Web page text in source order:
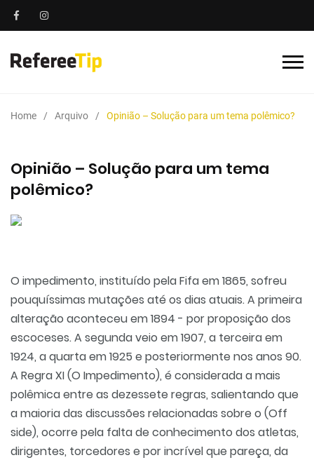
Home Arquivo Opinião – Solução para um tema polêmico?
Opinião – Solução para um tema
polêmico?
O impedimento, instituído pela Fifa em 1865, sofreu
pouquíssimas mutações até os dias atuais. A primeira
alteração aconteceu em 1894 - por proposição dos
escoceses. A segunda veio em 1907, a terceira em
1924, a quarta em 1925 e posteriormente nos anos 90.
A Regra XI (O Impedimento), é considerada a mais
polêmica entre as dezessete regras, salientando que
a maioria das discussões relacionadas sobre o (Off
side), ocorre pela falta de conhecimento dos atletas,
dirigentes, torcedores e por incrível que pareça, da